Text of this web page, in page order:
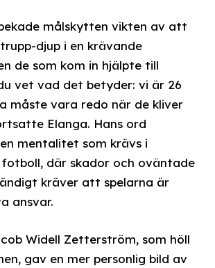
målskytten vikten av att
djup i en krävande
de som kom in hjälpte till
vet vad det betyder: vi är 26
måste vara redo när de kliver
Elanga. Hans ord
mentalitet som krävs i
där skador och oväntade
kräver att spelarna är
ansvar.
Widell Zetterström, som höll
gav en mer personlig bild av